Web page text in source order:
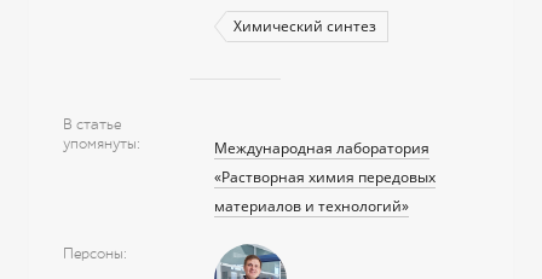
Химический синтез
В статье
упомянуты
Международная лаборатория
«Растворная химия передовых
материалов и технологий»
Персоны